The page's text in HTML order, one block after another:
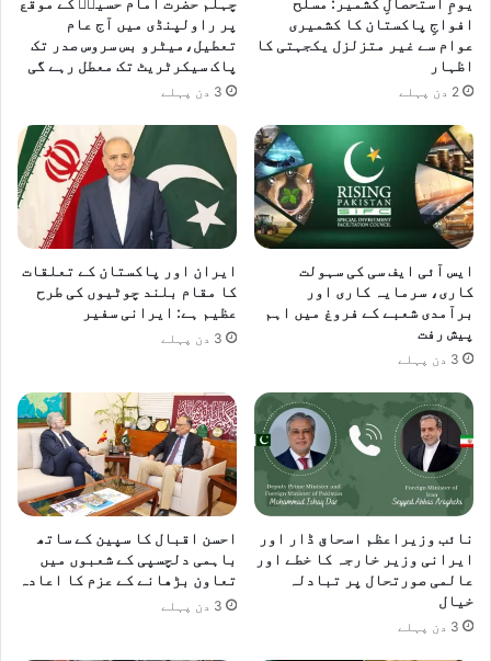
افواجِ پاکستان کا کشمیری
عوام سے غیر متزلزل یکجہتی کا
اظہار
2 دن پہلے
پر راولپنڈی میں آج عام
تعطیل،میٹرو بس سروس صدر تک
پاک سیکرٹریٹ تک معطل رہے گی
3 دن پہلے
ایس آئی ایف سی کی سہولت
کاری، سرمایہ کاری اور
برآمدی شعبے کے فروغ میں اہم
پیش رفت
3 دن پہلے
ایران اور پاکستان کے تعلقات
کا مقام بلند چوٹیوں کی طرح
عظیم ہے: ایرانی سفیر
3 دن پہلے
نائب وزیراعظم اسحاق ڈار اور
ایرانی وزیر خارجہ کا خطے اور
عالمی صورتحال پر تبادلہ
خیال
3 دن پہلے
احسن اقبال کا سپین کے ساتھ
باہمی دلچسپی کے شعبوں میں
تعاون بڑھانے کے عزم کا اعادہ
3 دن پہلے